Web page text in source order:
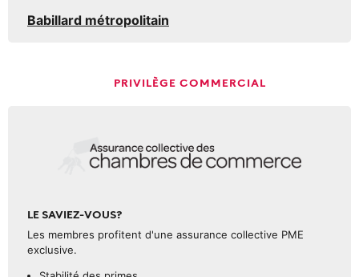
Babillard métropolitain
PRIVILÈGE COMMERCIAL
LE SAVIEZ-VOUS?
Les membres profitent d'une assurance collective PME
exclusive.